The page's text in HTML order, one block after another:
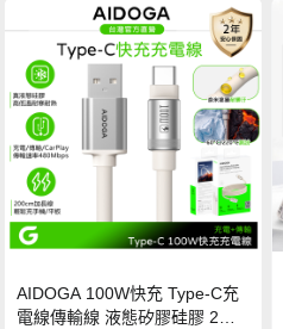
AIDOGA 100W快充 Type-C充
電線傳輸線 液態矽膠硅膠 2M